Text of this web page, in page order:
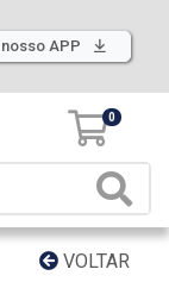
APP
0
VOLTAR